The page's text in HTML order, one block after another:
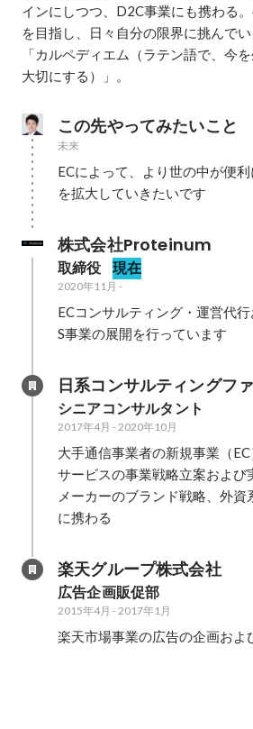
インにしつつ、D2C事業にも携わる
を目指し、日々自分の限界に挑んでい
「カルペディエム（ラテン語で、今
大切にする）」。
この先やってみたいこと
未来
ECによって、より世の中が便
を拡大していきたいです
株式会社Proteinum
取締役 現在
2020年11月 -
ECコンサルティング・運営代
S事業の展開を行っています
日系コンサルティングフ
シニアコンサルタント
2017年4月 -2020年10月
大手通信事業者の新規事業（
サービスの事業戦略立案および
メーカーのブランド戦略、外
に携わる
楽天グループ株式会社
広告企画販促部
2015年4月 -2017年1月
楽天市場事業の広告の企画およ